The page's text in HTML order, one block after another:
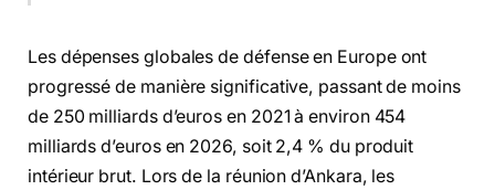
Les dépenses globales de défense en Europe ont
progressé de manière significative, passant de moins
de 250 milliards d’euros en 2021 à environ 454
milliards d’euros en 2026, soit 2,4 % du produit
intérieur brut. Lors de la réunion d’Ankara, les